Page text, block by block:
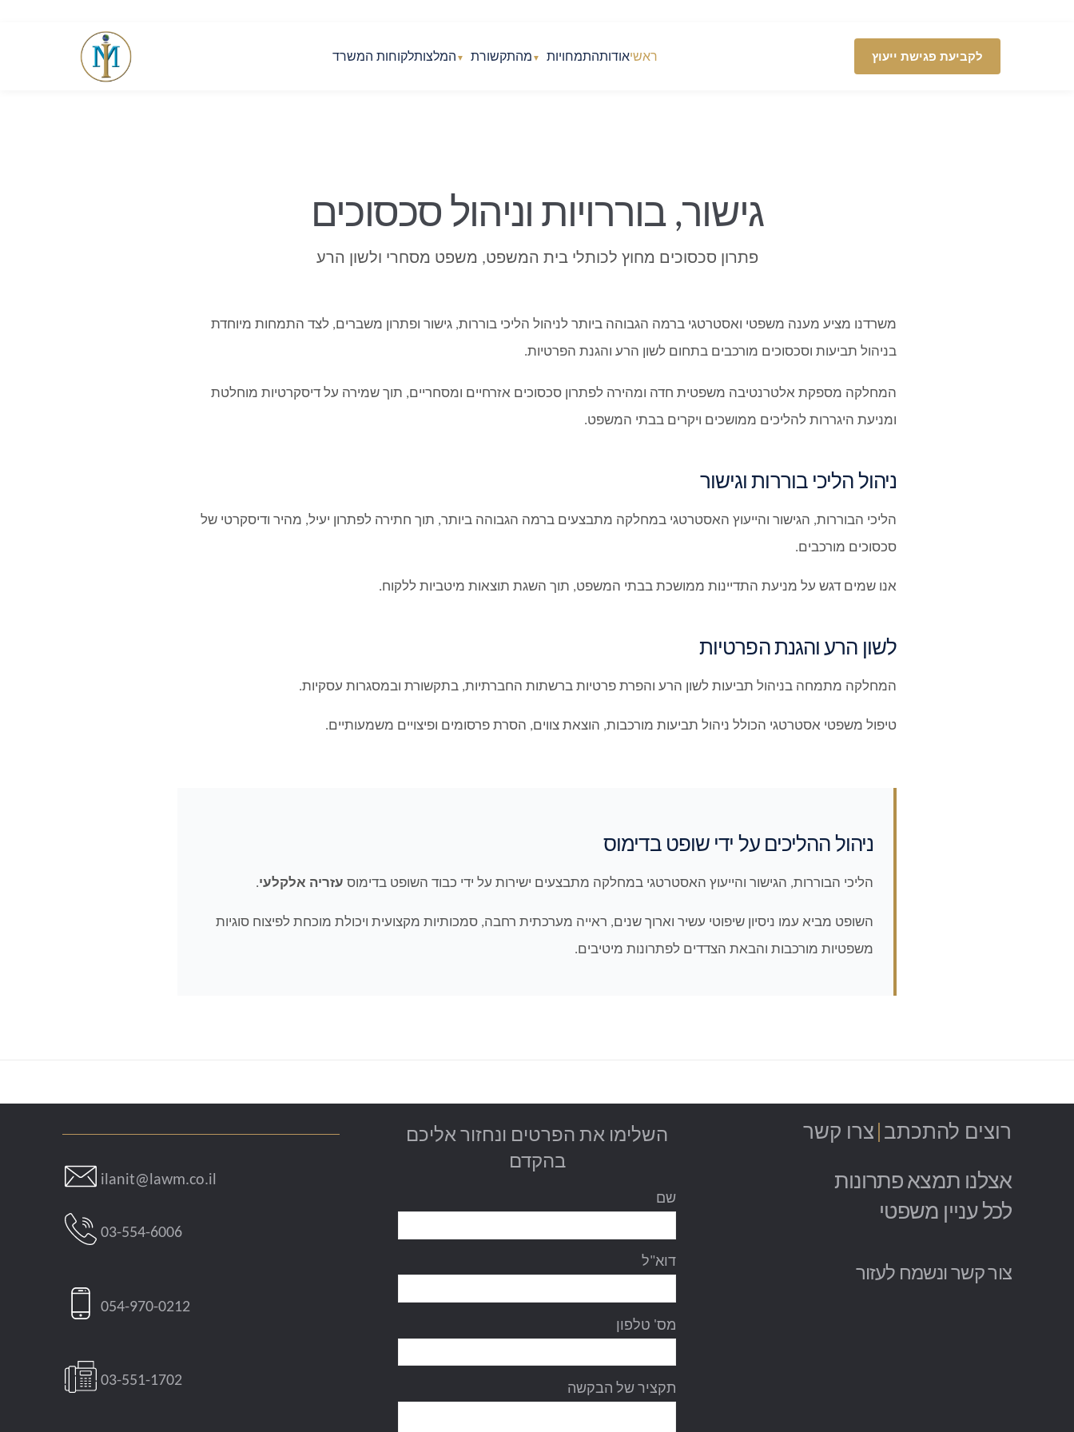
לקביעת פגישת ייעוץ ראשיאודותהתמחויות ▼ מהתקשורת ▼ המלצותלקוחות המשרד
גישור, בוררויות וניהול סכסוכים
פתרון סכסוכים מחוץ לכותלי בית המשפט, משפט מסחרי ולשון הרע
משרדנו מציע מענה משפטי ואסטרטגי ברמה הגבוהה ביותר לניהול הליכי בוררות, גישור ופתרון משברים, לצד התמחות מיוחדת
בניהול תביעות וסכסוכים מורכבים בתחום לשון הרע והגנת הפרטיות.
המחלקה מספקת אלטרנטיבה משפטית חדה ומהירה לפתרון סכסוכים אזרחיים ומסחריים, תוך שמירה על דיסקרטיות מוחלטת
ומניעת היגררות להליכים ממושכים ויקרים בבתי המשפט.
ניהול הליכי בוררות וגישור
הליכי הבוררות, הגישור והייעוץ האסטרטגי במחלקה מתבצעים ברמה הגבוהה ביותר, תוך חתירה לפתרון יעיל, מהיר ודיסקרטי של
סכסוכים מורכבים.
אנו שמים דגש על מניעת התדיינות ממושכת בבתי המשפט, תוך השגת תוצאות מיטביות ללקוח.
לשון הרע והגנת הפרטיות
המחלקה מתמחה בניהול תביעות לשון הרע והפרת פרטיות ברשתות החברתיות, בתקשורת ובמסגרות עסקיות.
טיפול משפטי אסטרטגי הכולל ניהול תביעות מורכבות, הוצאת צווים, הסרת פרסומים ופיצויים משמעותיים.
ניהול ההליכים על ידי שופט בדימוס
הליכי הבוררות, הגישור והייעוץ האסטרטגי במחלקה מתבצעים ישירות על ידי כבוד השופט בדימוס עזריה אלקלעי.
השופט מביא עמו ניסיון שיפוטי עשיר וארוך שנים, ראייה מערכתית רחבה, סמכותיות מקצועית ויכולת מוכחת לפיצוח סוגיות
משפטיות מורכבות והבאת הצדדים לפתרונות מיטיבים.
רוצים להתכת|צרו קשר
אצלנו תמצא פתרונות
לכל עניין משפטי
צור קשר ונשמח לעזור
השלימו את הפרטים ונחזור אליכם
בהקדם
שם
דוא"ל
מס' טלפון
תקציר של הבקשה
ilanit@lawm.co.il
03-554-6006
054-970-0212
03-551-1702